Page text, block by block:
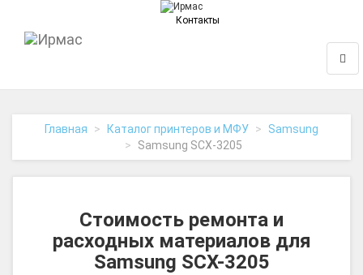
Контакты
Главная Каталог принтеров и МФУ
Samsung
Samsung SCX-3205
Стоимость ремонта и
расходных материалов для
Samsung SCX-3205